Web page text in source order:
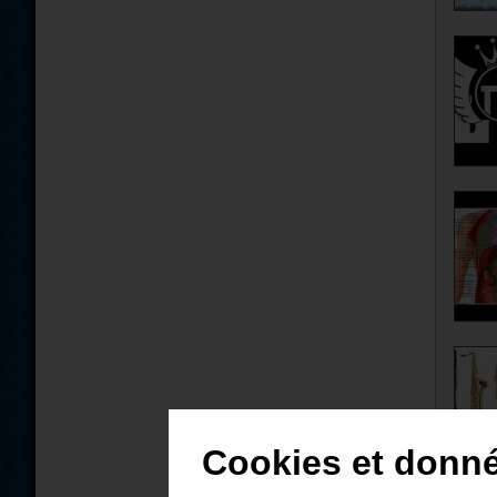
Cookies et